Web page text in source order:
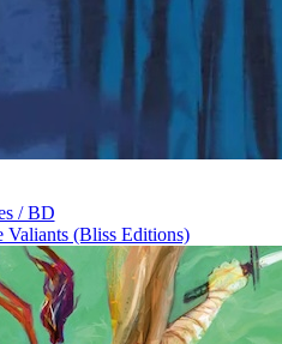
/ BD
Valiants (Bliss Editions)